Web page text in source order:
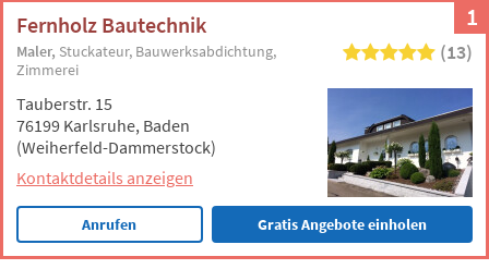
1
Fernholz Bautechnik
Maler Stuckateur Bauwerksabdichtung
Zimmerei
(13)
Tauberstr. 15
76199 Karlsruhe, Baden
(Weiherfeld-Dammerstock)
Kontaktdetails anzeigen
Anrufen Gratis Angebote einholen